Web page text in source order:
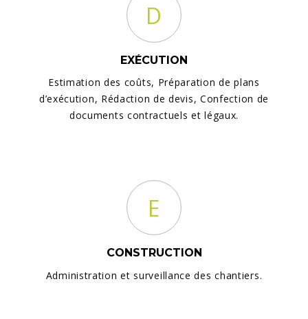
D
EXÉCUTION
Estimation des coûts, Préparation de plans
d’exécution, Rédaction de devis, Confection de
documents contractuels et légaux.
E
CONSTRUCTION
Administration et surveillance des chantiers.